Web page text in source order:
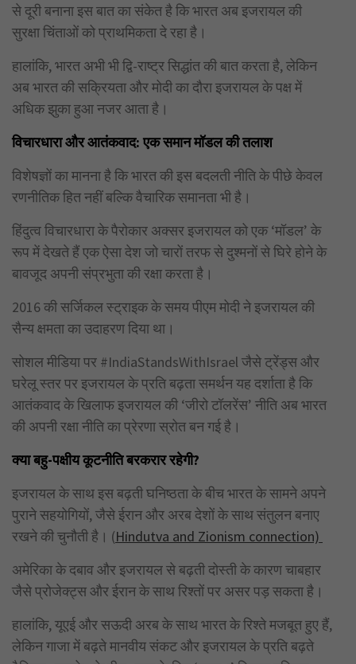
से दूरी बनाना इस बात का संकेत है कि भारत अब इजरायल की
सुरक्षा चिंताओं को प्राथमिकता दे रहा है।
हालांकि, भारत अभी भी द्वि-राष्ट्र सिद्धांत की बात करता है, लेकिन
अब भारत की सक्रियता और मोदी का दौरा इजरायल के पक्ष में
अधिक झुका हुआ नजर आता है।
विचारधारा और आतंकवाद: एक समान मॉडल की तलाश
विशेषज्ञों का मानना है कि भारत की इस बदलती नीति के पीछे केवल
रणनीतिक हित नहीं बल्कि वैचारिक समानता भी है।
हिंदुत्व विचारधारा के पैरोकार अक्सर इजरायल को एक ‘मॉडल’ के
रूप में देखते हैं एक ऐसा देश जो चारों तरफ से दुश्मनों से घिरे होने के
बावजूद अपनी संप्रभुता की रक्षा करता है।
2016 की सर्जिकल स्ट्राइक के समय पीएम मोदी ने इजरायल की
सैन्य क्षमता का उदाहरण दिया था।
सोशल मीडिया पर #IndiaStandsWithIsrael जैसे ट्रेंड्स और
घरेलू स्तर पर इजरायल के प्रति बढ़ता समर्थन यह दर्शाता है कि
आतंकवाद के खिलाफ इजरायल की ‘जीरो टॉलरेंस’ नीति अब भारत
की अपनी रक्षा नीति का प्रेरणा स्रोत बन गई है।
क्या बहु-पक्षीय कूटनीति बरकरार रहेगी?
इजरायल के साथ इस बढ़ती घनिष्ठता के बीच भारत के सामने अपने
पुराने सहयोगियों, जैसे ईरान और अरब देशों के साथ संतुलन बनाए
रखने की चुनौती है। (Hindutva and Zionism connection)
अमेरिका के दबाव और इजरायल से बढ़ती दोस्ती के कारण चाबहार
जैसे प्रोजेक्ट्स और ईरान के साथ रिश्तों पर असर पड़ सकता है।
हालांकि, यूएई और सऊदी अरब के साथ भारत के रिश्ते मजबूत हुए हैं,
लेकिन गाजा में बढ़ते मानवीय संकट और इजरायल के प्रति बढ़ते